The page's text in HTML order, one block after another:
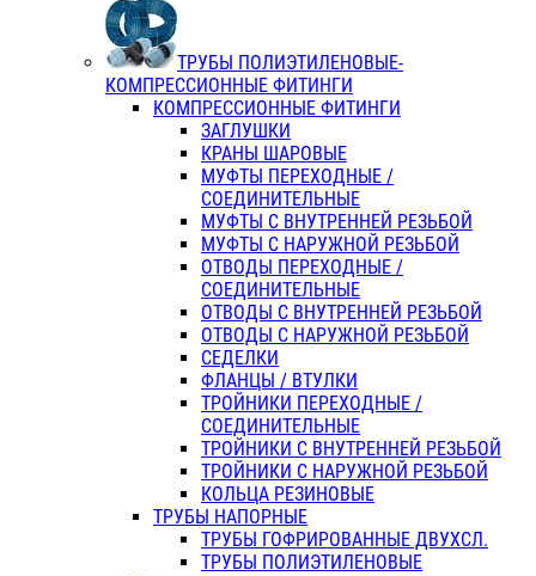
ТРУБЫ ПОЛИЭТИЛЕНОВЫЕ-
КОМПРЕССИОННЫЕ ФИТИНГИ
КОМПРЕССИОННЫЕ ФИТИНГИ
ЗАГЛУШКИ
КРАНЫ ШАРОВЫЕ
МУФТЫ ПЕРЕХОДНЫЕ /
СОЕДИНИТЕЛЬНЫЕ
МУФТЫ С ВНУТРЕННЕЙ РЕЗЬБОЙ
МУФТЫ С НАРУЖНОЙ РЕЗЬБОЙ
ОТВОДЫ ПЕРЕХОДНЫЕ /
СОЕДИНИТЕЛЬНЫЕ
ОТВОДЫ С ВНУТРЕННЕЙ РЕЗЬБОЙ
ОТВОДЫ С НАРУЖНОЙ РЕЗЬБОЙ
СЕДЕЛКИ
ФЛАНЦЫ / ВТУЛКИ
ТРОЙНИКИ ПЕРЕХОДНЫЕ /
СОЕДИНИТЕЛЬНЫЕ
ТРОЙНИКИ С ВНУТРЕННЕЙ РЕЗЬБОЙ
ТРОЙНИКИ С НАРУЖНОЙ РЕЗЬБОЙ
КОЛЬЦА РЕЗИНОВЫЕ
ТРУБЫ НАПОРНЫЕ
ТРУБЫ ГОФРИРОВАННЫЕ ДВУХСЛ.
ТРУБЫ ПОЛИЭТИЛЕНОВЫЕ